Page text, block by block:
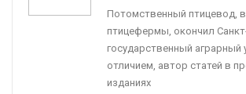
Потомственный птицевод,
птицефермы, окончил
государственный аграрный
отличием, автор статей в
изданиях